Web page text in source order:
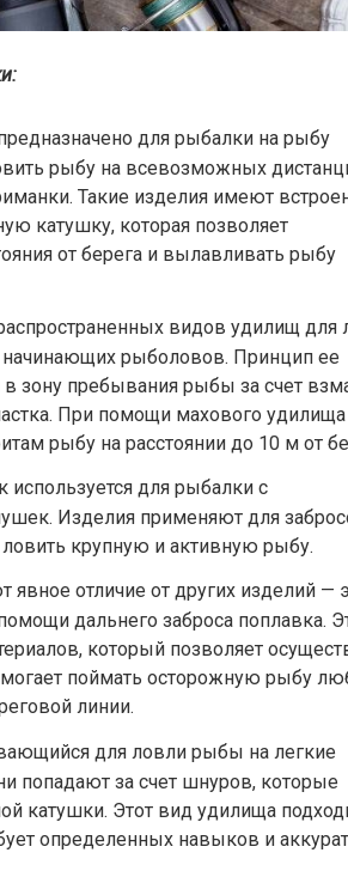
для рыбалки на рыбу
рыбу на всевозможных
Такие изделия имеют
катушку, которая позволяет
от берега и вылавливать рыбу
видов удилищ для
начинающих рыболовов. Принцип ее
зону пребывания рыбы за счет
При помощи махового удилища
рыбу на расстоянии до 10 м от
используется для рыбалки с
Изделия применяют для
крупную и активную рыбу.
отличие от других изделий —
дальнего заброса поплавка.
который позволяет
поймать осторожную рыбу
линии.
для ловли рыбы на легкие
попадают за счет шнуров, которые
катушки. Этот вид удилища
определенных навыков и